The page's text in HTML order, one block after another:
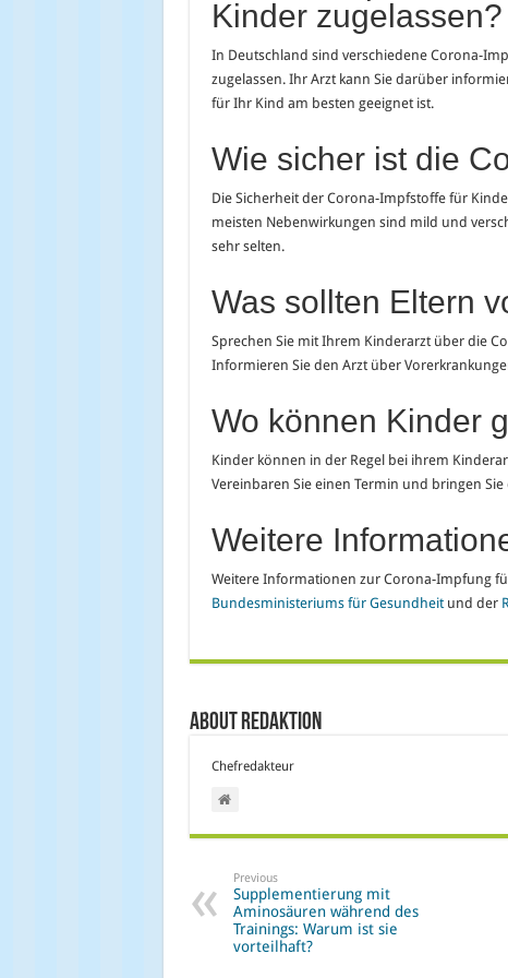
Kinder zugelassen?
In Deutschland sind verschiedene Corona-
zugelassen. Ihr Arzt kann Sie darüber
für Ihr Kind am besten geeignet ist.
Wie sicher ist die
Die Sicherheit der Corona-Impfstoffe für
meisten Nebenwirkungen sind mild und
sehr selten.
Was sollten Eltern
Sprechen Sie mit Ihrem Kinderarzt über die
Informieren Sie den Arzt über
Wo können Kinder
Kinder können in der Regel bei ihrem
Vereinbaren Sie einen Termin und bringen
Weitere
Weitere Informationen zur Corona-Impfung
Bundesministeriums für Gesundheitund der
About Redaktion
Chefredakteur
Previous
Supplementierung mit
Aminosäuren während des
Trainings: Warum ist sie
vorteilhaft?